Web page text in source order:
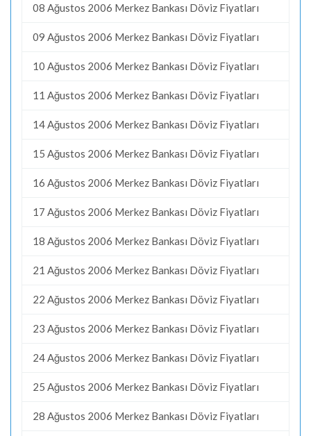
08 Ağustos 2006 Merkez Bankası Döviz Fiyatları
09 Ağustos 2006 Merkez Bankası Döviz Fiyatları
10 Ağustos 2006 Merkez Bankası Döviz Fiyatları
11 Ağustos 2006 Merkez Bankası Döviz Fiyatları
14 Ağustos 2006 Merkez Bankası Döviz Fiyatları
15 Ağustos 2006 Merkez Bankası Döviz Fiyatları
16 Ağustos 2006 Merkez Bankası Döviz Fiyatları
17 Ağustos 2006 Merkez Bankası Döviz Fiyatları
18 Ağustos 2006 Merkez Bankası Döviz Fiyatları
21 Ağustos 2006 Merkez Bankası Döviz Fiyatları
22 Ağustos 2006 Merkez Bankası Döviz Fiyatları
23 Ağustos 2006 Merkez Bankası Döviz Fiyatları
24 Ağustos 2006 Merkez Bankası Döviz Fiyatları
25 Ağustos 2006 Merkez Bankası Döviz Fiyatları
28 Ağustos 2006 Merkez Bankası Döviz Fiyatları